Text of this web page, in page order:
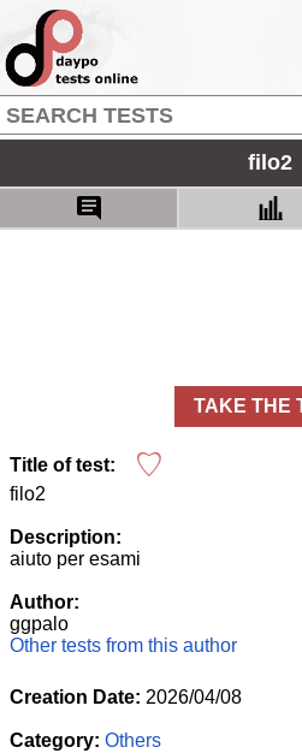
filo2
TAKE THE
Title of test:
filo2
Description:
aiuto per esami
Author:
ggpalo
Other tests from this author
Creation Date: 2026/04/08
Category: Others